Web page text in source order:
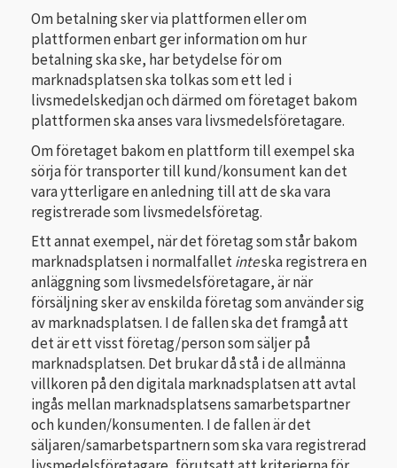
Om betalning sker via plattformen eller om
plattformen enbart ger information om hur
betalning ska ske, har betydelse för om
marknadsplatsen ska tolkas som ett led i
livsmedelskedjan och därmed om företaget bakom
plattformen ska anses vara livsmedelsföretagare.
Om företaget bakom en plattform till exempel ska
sörja för transporter till kund/konsument kan det
vara ytterligare en anledning till att de ska vara
registrerade som livsmedelsföretag.
Ett annat exempel, när det företag som står bakom
marknadsplatsen i normalfalletinteska registrera en
anläggning som livsmedelsföretagare, är när
försäljning sker av enskilda företag som använder sig
av marknadsplatsen. I de fallen ska det framgå att
det är ett visst företag/person som säljer på
marknadsplatsen. Det brukar då stå i de allmänna
villkoren på den digitala marknadsplatsen att avtal
ingås mellan marknadsplatsens samarbetspartner
och kunden/konsumenten. I de fallen är det
säljaren/samarbetspartnern som ska vara registrerad